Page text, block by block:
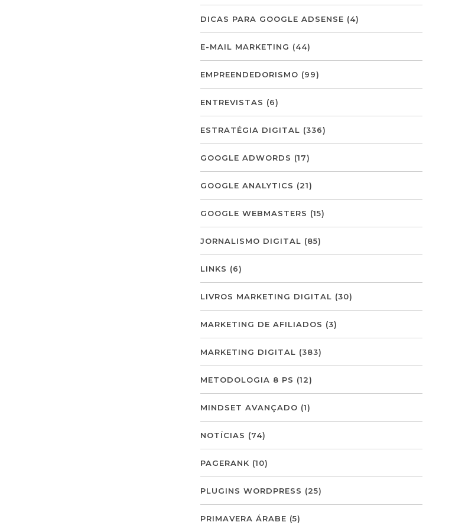
DICAS PARA GOOGLE ADSENSE (4)
E-MAIL MARKETING (44)
EMPREENDEDORISMO (99)
ENTREVISTAS (6)
ESTRATÉGIA DIGITAL (336)
GOOGLE ADWORDS (17)
GOOGLE ANALYTICS (21)
GOOGLE WEBMASTERS (15)
JORNALISMO DIGITAL (85)
LINKS (6)
LIVROS MARKETING DIGITAL (30)
MARKETING DE AFILIADOS (3)
MARKETING DIGITAL (383)
METODOLOGIA 8 PS (12)
MINDSET AVANÇADO (1)
NOTÍCIAS (74)
PAGERANK (10)
PLUGINS WORDPRESS (25)
PRIMAVERA ÁRABE (5)